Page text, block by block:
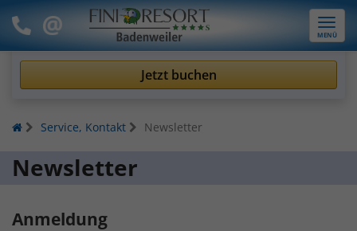
Jetzt buchen
Toggle
MENÜ
Service, Kontakt Newsletter
Newsletter
Anmeldung